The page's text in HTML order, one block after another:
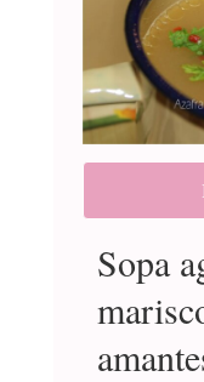
Sopa